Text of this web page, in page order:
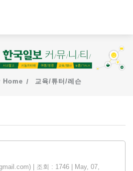
Home 교육/튜터/레슨
| 조회 : 1746 | May, 07,